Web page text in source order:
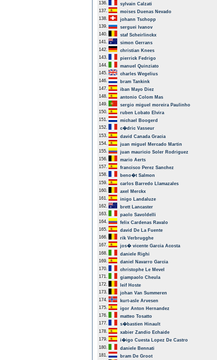
136.
sylvain Calzati
137.
moises Duenas Nevado
138.
johann Tschopp
139.
serguei Ivanov
140.
staf Scheirlinckx
141.
simon Gerrans
142.
christian Knees
143.
pierrick Fedrigo
144.
manuel Quinziato
145.
charles Wegelius
146.
bram Tankink
147.
iban Mayo Diez
148.
antonio Colom Mas
149.
sergio miguel moreira Paulinho
150.
ruben Lobato Elvira
151.
michael Boogerd
152.
c�dric Vasseur
153.
david Canada Gracia
154.
juan miguel Mercado Martin
155.
juan mauricio Soler Rodriguez
156.
mario Aerts
157.
francisco Perez Sanchez
158.
beno�t Salmon
159.
carlos Barredo Llamazales
160.
axel Merckx
161.
inigo Landaluze
162.
brett Lancaster
163.
paolo Savoldelli
164.
felix Cardenas Ravalo
165.
david De La Fuente
166.
rik Verbrugghe
167.
jos� vicente Garcia Acosta
168.
daniele Righi
169.
daniel Navarro Garcia
170.
christophe Le Mevel
171.
giampaolo Cheula
172.
leif Hoste
173.
johan Van Summeren
174.
kurt-asle Arvesen
175.
igor Anton Hernandez
176.
matteo Tosatto
177.
s�bastien Hinault
178.
xabier Zandio Echaide
179.
i�igo Cuesta Lopez De Castro
180.
daniele Bennati
181.
bram De Groot